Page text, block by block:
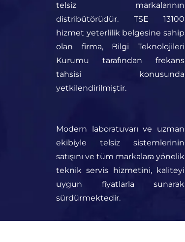
telsiz markalarının
distribütörüdür. TSE 13100
hizmet yeterlilik belgesine sahip
olan firma, Bilgi Teknolojileri
Kurumu tarafından frekans
tahsisi konusunda
yetkilendirilmiştir.
Modern laboratuvarı ve uzman
ekibiyle telsiz sistemlerinin
satışını ve tüm markalara yönelik
teknik servis hizmetini, kaliteyi
uygun fiyatlarla sunarak
sürdürmektedir.